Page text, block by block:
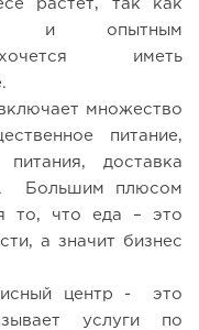
растет, так как
и опытным
иметь
множество
питание,
питания, доставка
Большим плюсом
то, что еда – это
а значит бизнес
центр - это
услуги по